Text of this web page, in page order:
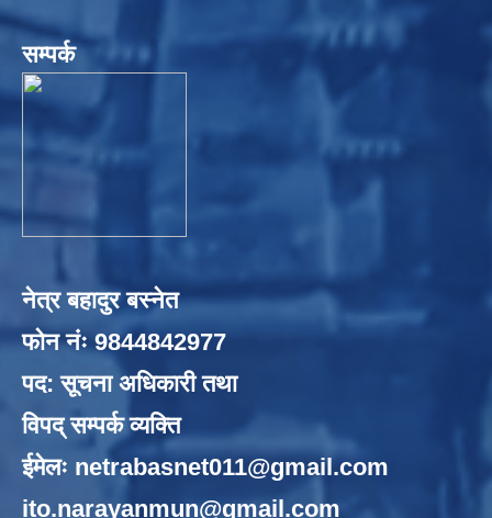
सम्पर्क
नेत्र बहादुर बस्नेत
फोन नंः 9844842977
पद: सूचना अधिकारी तथा
विपद् सम्पर्क व्यक्ति
ईमेलः netrabasnet011@gmail.com
ito.narayanmun@gmail.com